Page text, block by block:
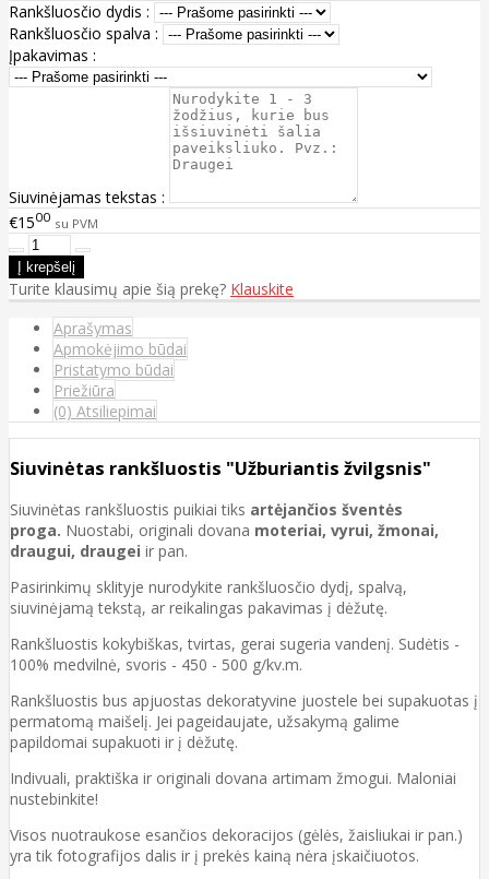
Rankšluosčio dydis :
Rankšluosčio spalva :
Įpakavimas :
Siuvinėjamas tekstas :
€1500 su PVM
Turite klausimų apie šią prekę? Klauskite
Aprašymas
Apmokėjimo būdai
Pristatymo būdai
Priežiūra
(0) Atsiliepimai
Siuvinėtas rankšluostis "Užburiantis žvilgsnis"
Siuvinėtas rankšluostis puikiai tiks artėjančios šventės
proga. Nuostabi, originali dovana moteriai, vyrui, žmonai,
draugui, draugei ir pan.
Pasirinkimų sklityje nurodykite rankšluosčio dydį, spalvą,
siuvinėjamą tekstą, ar reikalingas pakavimas į dėžutę.
Rankšluostis kokybiškas, tvirtas, gerai sugeria vandenį. Sudėtis -
100% medvilnė, svoris - 450 - 500 g/kv.m.
Rankšluostis bus apjuostas dekoratyvine juostele bei supakuotas į
permatomą maišelį. Jei pageidaujate, užsakymą galime
papildomai supakuoti ir į dėžutę.
Indivuali, praktiška ir originali dovana artimam žmogui. Maloniai
nustebinkite!
Visos nuotraukose esančios dekoracijos (gėlės, žaisliukai ir pan.)
yra tik fotografijos dalis ir į prekės kainą nėra įskaičiuotos.